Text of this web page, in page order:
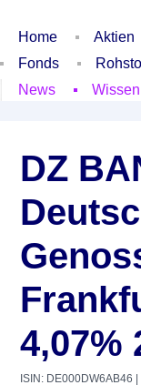
Home Aktien
Fonds
News
Wissen
DZ
4,07%
ISIN: DE000DW6AB46